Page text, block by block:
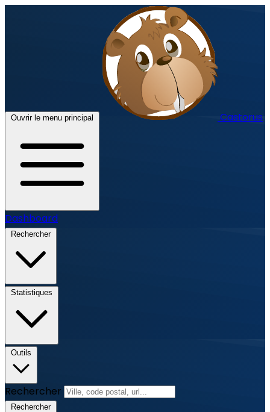
Ouvrir le menu principal Castorus
Dashboard
Rechercher
Statistiques
Outils
Rechercher
Rechercher